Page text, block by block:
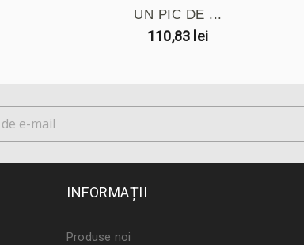
UN PIC DE ...
110,83 lei
INFORMAȚII
Produse noi